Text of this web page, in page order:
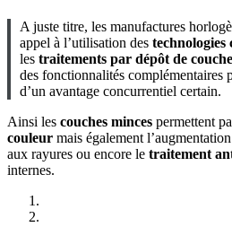
A juste titre, les manufactures
appel à l’utilisation des technologies
les traitements par dépôt de
des fonctionnalités complémentaires
d’un avantage concurrentiel certain.
Ainsi les couches minces permettent
couleur mais également
aux rayures ou encore le traitement
internes.